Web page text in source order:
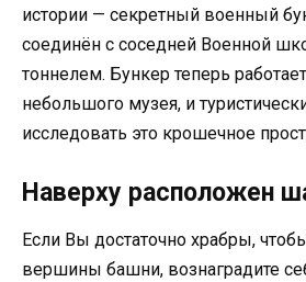
истории — секретный военный
соединён с соседней Военной
тоннелем. Бункер теперь
небольшого музея, и
исследовать это крошечное
Наверху расположен
Если Вы достаточно храбры,
вершины башни, вознаградите